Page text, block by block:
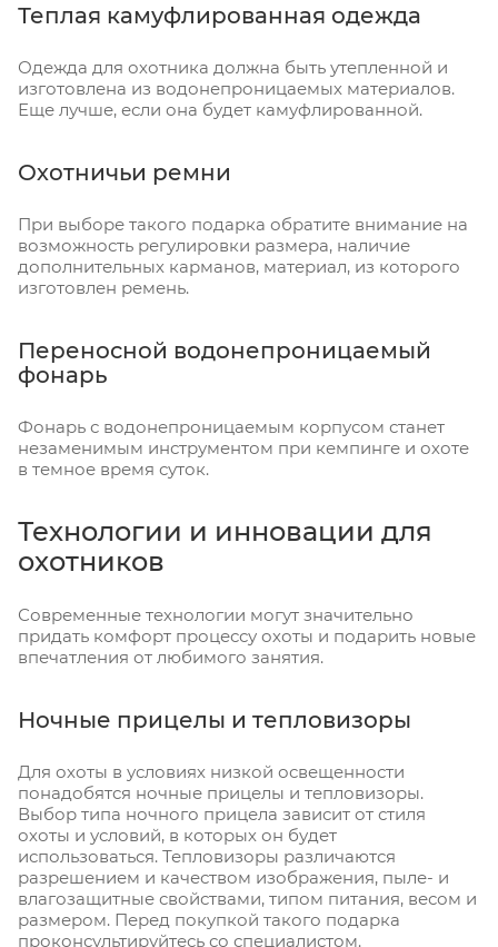
Теплая камуфлированная одежда
Одежда для охотника должна быть утепленной и
изготовлена из водонепроницаемых материалов.
Еще лучше, если она будет камуфлированной.
Охотничьи ремни
При выборе такого подарка обратите внимание на
возможность регулировки размера, наличие
дополнительных карманов, материал, из которого
изготовлен ремень.
Переносной водонепроницаемый
фонарь
Фонарь с водонепроницаемым корпусом станет
незаменимым инструментом при кемпинге и охоте
в темное время суток.
Технологии и инновации для
охотников
Современные технологии могут значительно
придать комфорт процессу охоты и подарить новые
впечатления от любимого занятия.
Ночные прицелы и тепловизоры
Для охоты в условиях низкой освещенности
понадобятся ночные прицелы и тепловизоры.
Выбор типа ночного прицела зависит от стиля
охоты и условий, в которых он будет
использоваться. Тепловизоры различаются
разрешением и качеством изображения, пыле- и
влагозащитные свойствами, типом питания, весом и
размером. Перед покупкой такого подарка
проконсультируйтесь со специалистом.